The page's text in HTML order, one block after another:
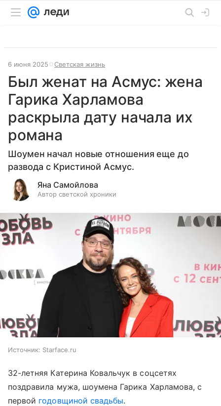
6 июня 2025 Светская жизнь
Был женат на Асмус: жена
Гарика Харламова
раскрыла дату начала их
романа
Шоумен начал новые отношения еще до
развода с Кристиной Асмус.
Яна Самойлова
Автор светской хроники
Источник: Starface.ru
32-летняя Катерина Ковальчук в соцсетях
поздравила мужа, шоумена Гарика Харламова, с
первой годовщиной свадьбы.